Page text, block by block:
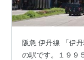
阪急 伊丹線 「伊
の駅です。１９９